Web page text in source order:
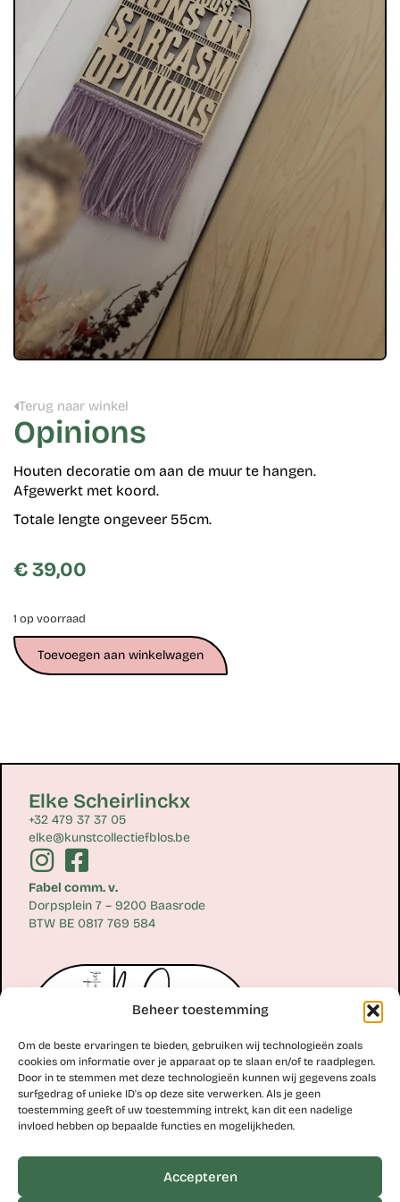
Beheer toestemming
Om de beste ervaringen te bieden, gebruiken wij technologieën zoals
cookies om informatie over je apparaat op te slaan en/of te raadplegen.
Door in te stemmen met deze technologieën kunnen wij gegevens zoals
surfgedrag of unieke ID's op deze site verwerken. Als je geen
toestemming geeft of uw toestemming intrekt, kan dit een nadelige
invloed hebben op bepaalde functies en mogelijkheden.
Accepteren
Terug naar winkel
Opinions
Houten decoratie om aan de muur te hangen.
Afgewerkt met koord.
Totale lengte ongeveer 55cm.
€39,00
1 op voorraad
Toevoegen aan winkelwagen
Elke Scheirlinckx
+32 479 37 37 05
elke@kunstcollectiefblos.be
Fabel comm. v.
Dorpsplein 7 – 9200 Baasrode
BTW BE 0817 769 584
Erik Scheirlinckx
erik@kunstcollectiefblos.be